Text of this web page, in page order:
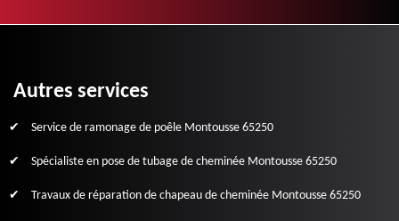
Autres services
Service de ramonage de poêle Montousse 65250
Spécialiste en pose de tubage de cheminée Montousse 65250
Travaux de réparation de chapeau de cheminée Montousse 65250